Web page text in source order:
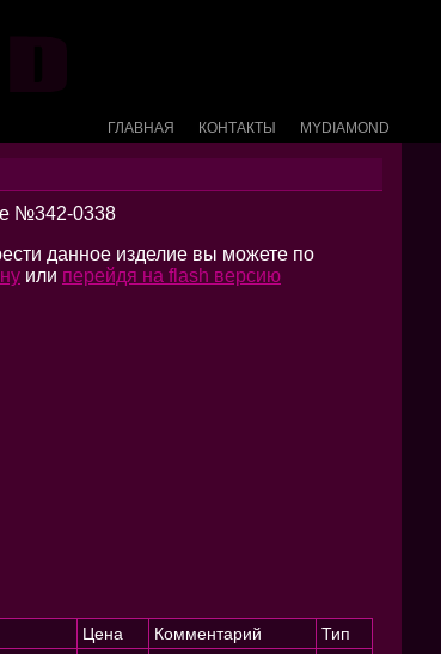
ГЛАВНАЯ КОНТАКТЫ MYDIAMOND
№342-0338
данное изделие вы можете по
или перейдя на flash версию
Цена Комментарий Тип